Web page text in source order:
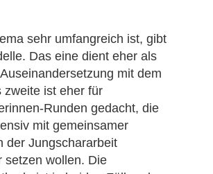
sehr umfangreich ist, gibt
Das eine dient eher als
mit dem
zweite ist eher für
Runden gedacht, die
mit gemeinsamer
der Jungschararbeit
setzen wollen. Die